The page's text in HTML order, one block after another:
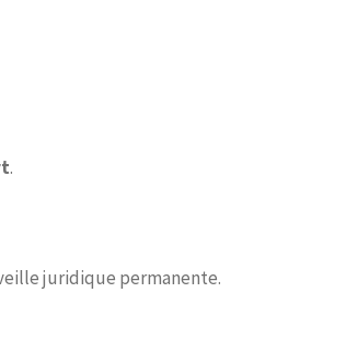
.
juridique permanente.